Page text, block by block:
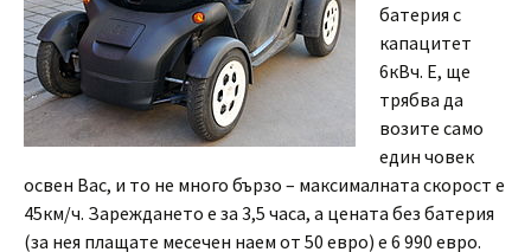
батерия с
капацитет
6кВч. Е, ще
трябва да
возите само
един човек
освен Вас, и то не много бързо – максималната скорост е
45км/ч. Зареждането е за 3,5 часа, а цената без батерия
(за нея плащате месечен наем от 50 евро) е 6 990 евро.